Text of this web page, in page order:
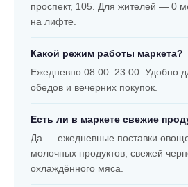
проспект, 105. Для жителей — 0
на лифте.
Какой режим работы маркета?
Ежедневно 08:00–23:00. Удобно
обедов и вечерних покупок.
Есть ли в маркете свежие
Да — ежедневные поставки
молочных продуктов, свежей
охлаждённого мяса.